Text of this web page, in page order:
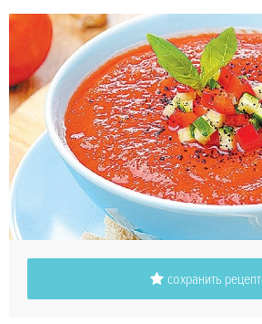
сохранить рецепт